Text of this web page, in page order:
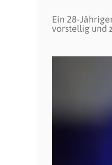
Ein 28-
vorstellig und